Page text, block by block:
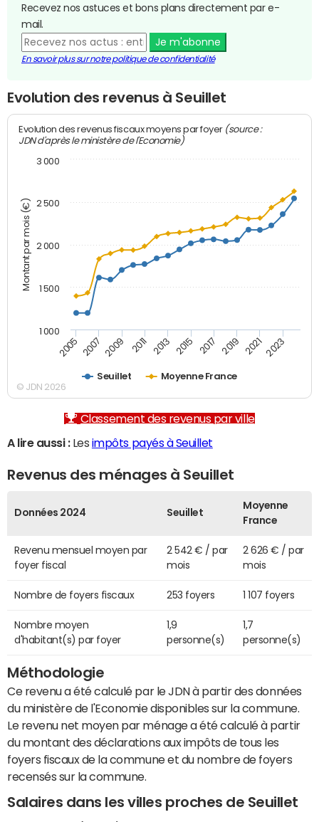
Recevez nos astuces et bons plans directement par e-
mail.
Je m'abonne
En savoir plus sur notre politique de confidentialité
Evolution des revenus à Seuillet
Montant par mois (€)
Evolution des revenus fiscaux moyens par foyer (source :
JDN d'après le ministère de l'Economie)
Seuillet Moyenne France
2005 2007 2009 2011 2013 2015 2017 2019 2021 2023
1 000
1 500
2 000
2 500
3 000
© JDN 2026
Classement des revenus par ville
A lire aussi :Les impôts payés à Seuillet
Revenus des ménages à Seuillet
Données 2024 Seuillet
Moyenne
France
Revenu mensuel moyen par
foyer fiscal
2 542 € / par
mois
2 626 € / par
mois
Nombre de foyers fiscaux 253 foyers 1 107 foyers
Nombre moyen
d'habitant(s) par foyer
1,9
personne(s)
1,7
personne(s)
Méthodologie
Ce revenu a été calculé par le JDN à partir des données
du ministère de l'Economie disponibles sur la commune.
Le revenu net moyen par ménage a été calculé à partir
du montant des déclarations aux impôts de tous les
foyers fiscaux de la commune et du nombre de foyers
recensés sur la commune.
Salaires dans les villes proches de Seuillet